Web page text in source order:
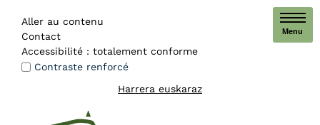
Aller au contenu
Contact
Accessibilité : totalement conforme
Contraste renforcé
Harrera euskaraz
Menu